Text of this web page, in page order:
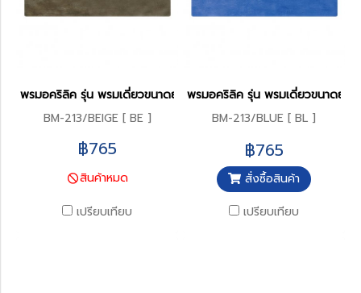
พรมอคริลิค รุ่น พรมเดี่ยวขนาดยาว 45 x 120 ซม.
BM-213/BEIGE [ BE ]
฿765
สินค้าหมด
เปรียบเทียบ
พรมอคริลิค รุ่น พรมเดี่ยวขนาดยา
BM-213/BLUE [ BL ]
฿765
สั่งซื้อสินค้า
เปรียบเทียบ